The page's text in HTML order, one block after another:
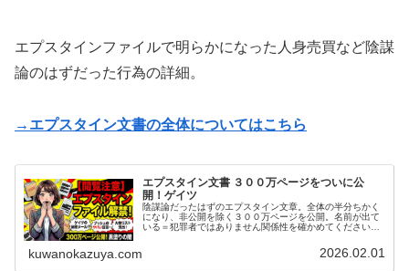
エプスタインファイルで明らかになった人身売買など陰謀
論のはずだった行為の詳細。
→エプスタイン文書の全体についてはこちら
エプスタイン文書 ３００万ページをついに公
開！ゲイツ
陰謀論だったはずのエプスタイン文章。全体の半分ちかく
になり、非公開を除く３００万ページを公開。名前が出て
いる＝犯罪者ではありません関係性を確かめてください
kuwanokazuya.com 2026.02.01